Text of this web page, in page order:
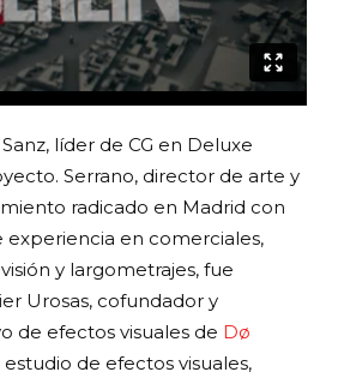
líder de CG en Deluxe
Serrano, director de arte y
radicado en Madrid con
experiencia en comerciales,
y largometrajes, fue
Urosas, cofundador y
de efectos visuales de Dø
estudio de efectos visuales,